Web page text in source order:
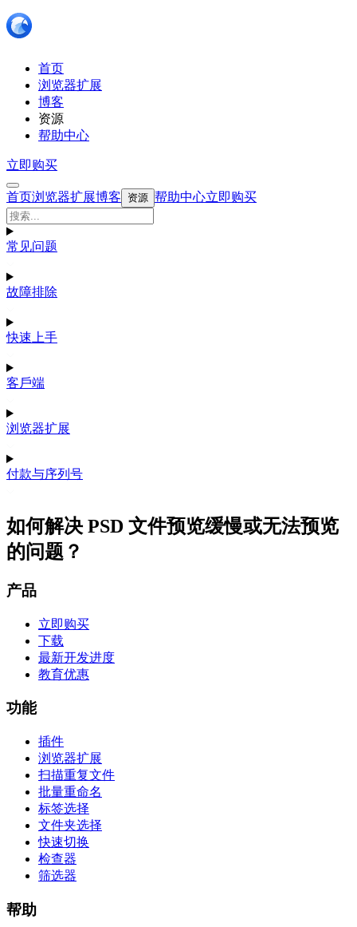
首页
浏览器扩展
博客
资源
帮助中心
立即购买
首页浏览器扩展博客 资源 帮助中心立即购买
常见问题
故障排除
快速上手
客戶端
浏览器扩展
付款与序列号
如何解决 PSD 文件预览缓慢或无法预览
的问题？
产品
立即购买
下载
最新开发进度
教育优惠
功能
插件
浏览器扩展
扫描重复文件
批量重命名
标签选择
文件夹选择
快速切换
检查器
筛选器
帮助